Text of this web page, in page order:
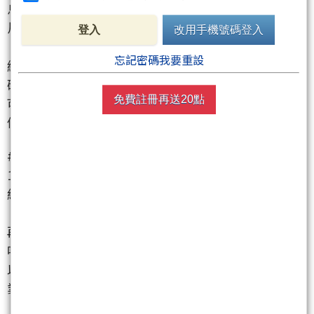
息指出，AI資料中心大量吸收記憶體產能，使其他晶
片供應吃緊，且供給瓶頸可能延續至2030年。
- **法人解讀**：本法人研判，AI驅動的記憶體需求持
續緊俏，加上晶圓需求回升，對台灣記憶體製造商及
矽晶圓供應商構成強勁利多。儘管部分晶片供應吃緊
可能影響終端產品，但對上游關鍵零組件廠而言，漲
價與獲利提升的預期明確。
#### 📉 利空消息
1. **美國商會緊盯能源議題 強調電力問題已是國安層
級**
再次關切能源與電網問題，強調已上升至國安層級，
呼籲政府提出更透明且具長期穩定性的能源路徑圖，
以確保AI資料中心與先進製程晶圓廠的用電需求及產
業競爭力。
登入 改用手機號碼登入
忘記密碼我要重設
免費註冊再送20點